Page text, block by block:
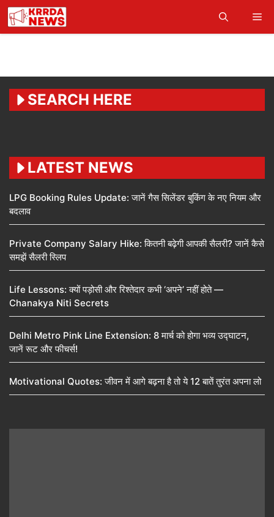
Skip
content
SEARCH HERE
LATEST NEWS
LPG Booking Rules Update: जानें गैस सिलेंडर बुकिंग के नए नियम और
बदलाव
Private Company Salary Hike: कितनी बढ़ेगी आपकी सैलरी? जानें कैसे
समझें सैलरी स्लिप
Life Lessons: क्यों पड़ोसी और रिश्तेदार कभी ‘अपने’ नहीं होते —
Chanakya Niti Secrets
Delhi Metro Pink Line Extension: 8 मार्च को होगा भव्य उद्घाटन,
जानें रूट और फीचर्स!
Motivational Quotes: जीवन में आगे बढ़ना है तो ये 12 बातें तुरंत अपना लो